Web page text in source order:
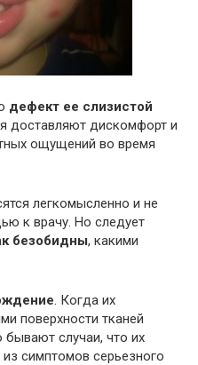
дефект ее слизистой
доставляют дискомфорт и
ощущений во время
легкомысленно и не
к врачу. Но следует
безобидны, какими
. Когда их
поверхности тканей
бывают случаи, что их
симптомов серьезного